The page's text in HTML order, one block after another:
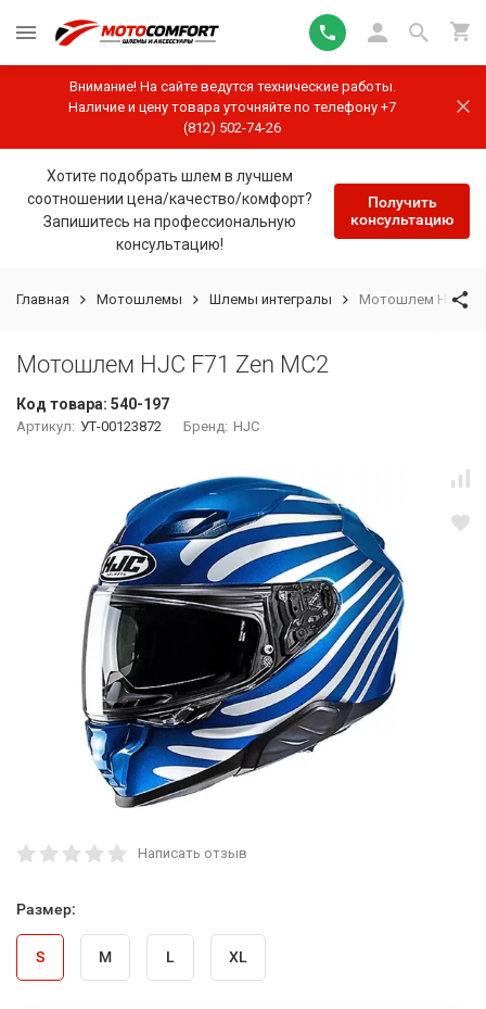
Внимание! На сайте ведутся технические работы.
Наличие и цену товара уточняйте по телефону +7
(812) 502-74-26
Хотите подобрать шлем в лучшем
соотношении цена/качество/комфорт?
Запишитесь на профессиональную
консультацию!
Получить
консультацию
Главная Мотошлемы Шлемы интегралы Мотошлем HJC
Мотошлем HJC F71 Zen MC2
Код товара: 540-197
Артикул: УТ-00123872 Бренд: HJC
Написать отзыв
Размер:
S M L XL